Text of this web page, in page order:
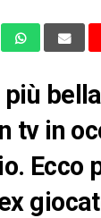
più
tv in
Ecco